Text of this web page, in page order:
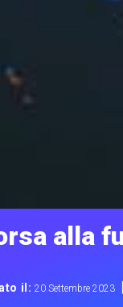
alla
il:20 Settembre 2023 |